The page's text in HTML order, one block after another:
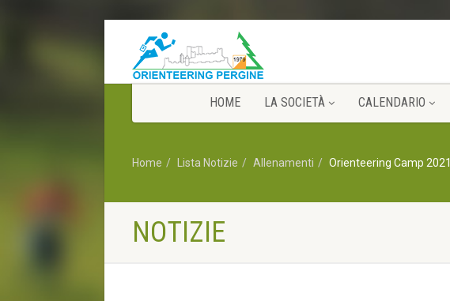
HOME LA SOCIETÀ CALENDARIO
Home Lista Notizie Allenamenti Orienteering Camp 2021
NOTIZIE